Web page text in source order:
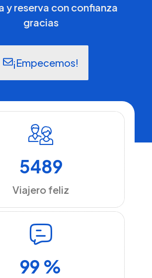
y reserva con confianza
gracias
¡Empecemos!
5489
Viajero feliz
99 %